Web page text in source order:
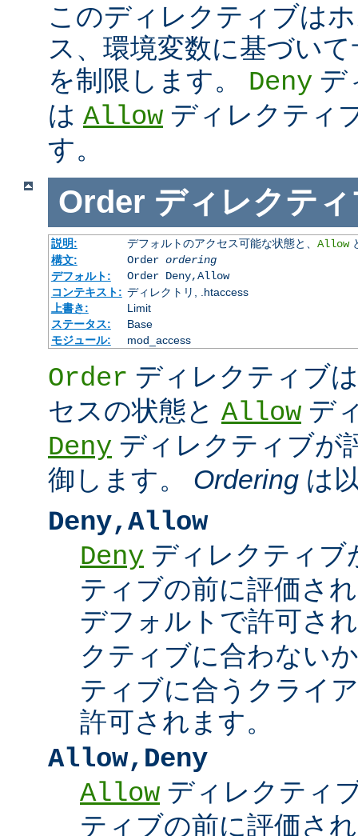
このディレクティブは
ス、環境変数に基づい
を制限します。 Deny デ
は Allow ディレクティ
す。
Order ディレクティ
説明: デフォルトのアクセス可能な状態と、 Allow
構文:
Order ordering
デフォルト:
Order Deny,Allow
コンテキスト: ディレクトリ, .htaccess
上書き:
Limit
ステータス:
Base
モジュール:
mod_access
Order ディレクティブ
セスの状態と Allow デ
Deny ディレクティブが
御します。 Ordering は
Deny,Allow
Deny ディレクティ
ティブの前に評価さ
デフォルトで許可さ
クティブに合わない
ティブに合うクライ
許可されます。
Allow,Deny
Allow ディレクティ
ティブの前に評価さ